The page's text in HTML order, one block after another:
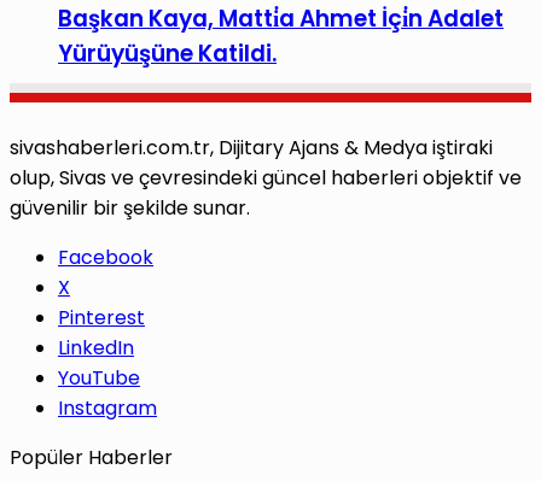
Başkan Kaya, Matti̇a Ahmet İçi̇n Adalet
Yürüyüşüne Katildi.
sivashaberleri.com.tr, Dijitary Ajans & Medya iştiraki
olup, Sivas ve çevresindeki güncel haberleri objektif ve
güvenilir bir şekilde sunar.
Facebook
X
Pinterest
LinkedIn
YouTube
Instagram
Popüler Haberler